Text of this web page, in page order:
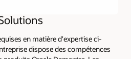
en matière d'expertise ci-
dispose des compétences